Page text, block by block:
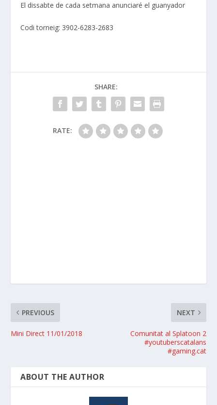
El dissabte de cada setmana anunciaré el guanyador
Codi torneig: 3902-6283-2683
SHARE:
RATE:
PREVIOUS
Mini Direct 11/01/2018
NEXT
Comunitat al Splatoon 2
#youtuberscatalans
#gaming.cat
ABOUT THE AUTHOR